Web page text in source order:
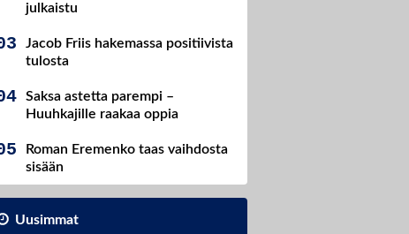
julkaistu
Jacob Friis hakemassa positiivista
tulosta
Saksa astetta parempi –
Huuhkajille raakaa oppia
Roman Eremenko taas vaihdosta
sisään
Uusimmat